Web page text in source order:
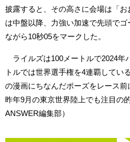
披露すると、その高さに会場は「
は中盤以降、力強い加速で先頭で
ながら10秒05をマークした。
ライルズは100メートルで2024年
トルでは世界選手権を4連覇してい
の漫画にちなんだポーズをレース前
昨年9月の東京世界陸上でも注目の
ANSWER編集部）